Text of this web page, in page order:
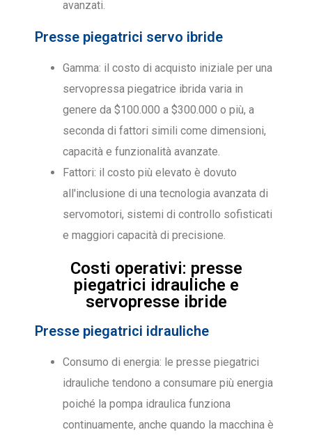
avanzati.
Presse piegatrici servo ibride
Gamma: il costo di acquisto iniziale per una
servopressa piegatrice ibrida varia in
genere da $100.000 a $300.000 o più, a
seconda di fattori simili come dimensioni,
capacità e funzionalità avanzate.
Fattori: il costo più elevato è dovuto
all'inclusione di una tecnologia avanzata di
servomotori, sistemi di controllo sofisticati
e maggiori capacità di precisione.
Costi operativi: presse
piegatrici idrauliche e
servopresse ibride
Presse piegatrici idrauliche
Consumo di energia: le presse piegatrici
idrauliche tendono a consumare più energia
poiché la pompa idraulica funziona
continuamente, anche quando la macchina è